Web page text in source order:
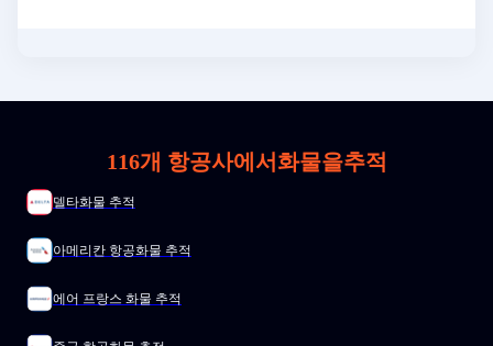
116개 항공사에서화물을추적
델타화물 추적
아메리칸 항공화물 추적
에어 프랑스 화물 추적